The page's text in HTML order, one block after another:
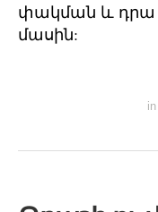
փակման և դրա
մասին:
in